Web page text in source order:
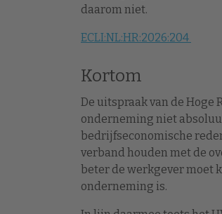
daarom niet.
ECLI:NL:HR:2026:204
Kortom
De uitspraak van de
onderneming niet
bedrijfseconomische
verband houden met de
beter de werkgever moet
onderneming is.